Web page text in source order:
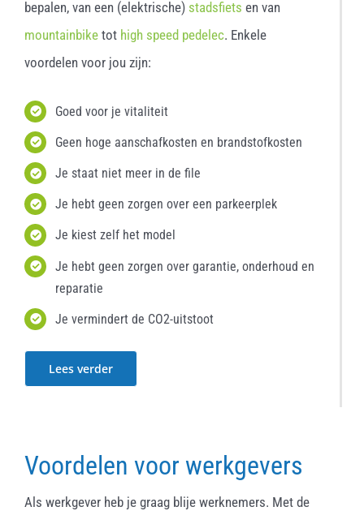
bepalen, van een (elektrische) stadsfiets en van
mountainbiketot high speed pedelec. Enkele
voordelen voor jou zijn:
Goed voor je vitaliteit
Geen hoge aanschafkosten en brandstofkosten
Je staat niet meer in de file
Je hebt geen zorgen over een parkeerplek
Je kiest zelf het model
Je hebt geen zorgen over garantie, onderhoud en
reparatie
Je vermindert de CO2-uitstoot
Lees verder
Voordelen voor werkgevers
Als werkgever heb je graag blije werknemers. Met de